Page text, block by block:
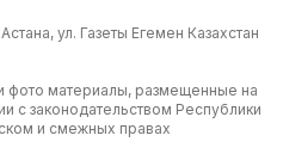
ул. Газеты Егемен Казахстан
фото материалы, размещенные на
с законодательством Республики
и смежных правах